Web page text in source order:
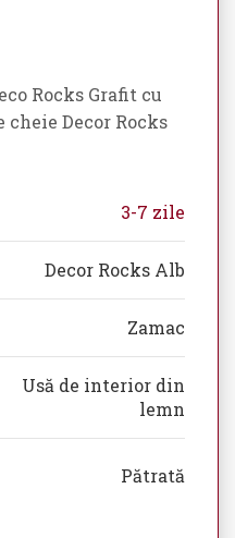
Rocks Grafit cu
Decor Rocks
3-7 zile
Decor Rocks Alb
Zamac
Usă de interior din
lemn
Pătrată